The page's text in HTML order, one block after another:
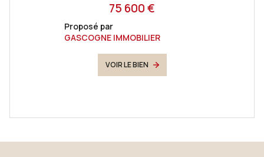
75 600 €
Proposé par
GASCOGNE IMMOBILIER
VOIR LE BIEN